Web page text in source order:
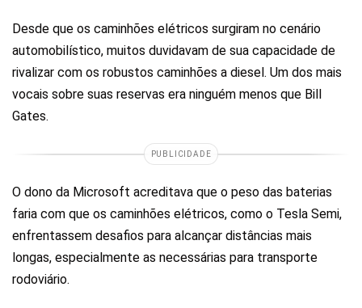
Desde que os caminhões elétricos surgiram no cenário
automobilístico, muitos duvidavam de sua capacidade de
rivalizar com os robustos caminhões a diesel. Um dos mais
vocais sobre suas reservas era ninguém menos que Bill
Gates.
PUBLICIDADE
O dono da Microsoft acreditava que o peso das baterias
faria com que os caminhões elétricos, como o Tesla Semi,
enfrentassem desafios para alcançar distâncias mais
longas, especialmente as necessárias para transporte
rodoviário.